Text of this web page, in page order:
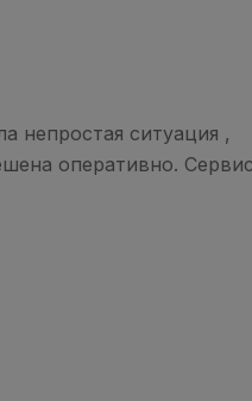
непростая ситуация ,
оперативно.